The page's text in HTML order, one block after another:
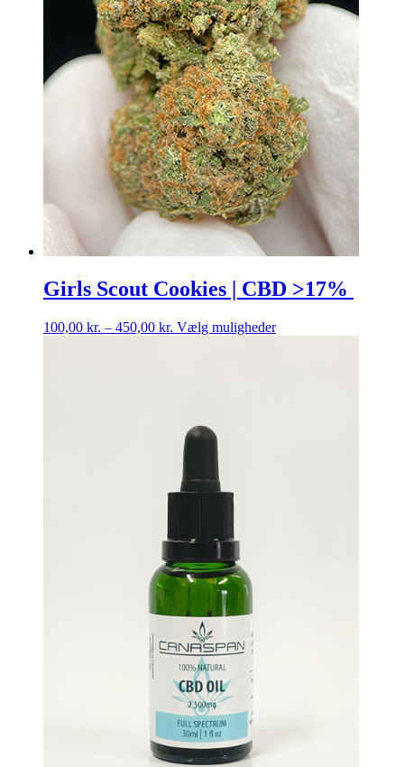
Girls Scout Cookies | CBD >17%
100,00 kr. – 450,00 kr. Prisinterval:
Vælg mulighederDette